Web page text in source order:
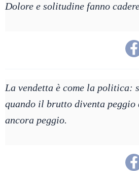
Dolore e solitudine fanno
La vendetta è come la politica:
quando il brutto diventa peggio
ancora peggio.